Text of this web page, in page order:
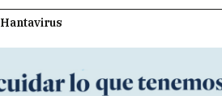
Hantavirus